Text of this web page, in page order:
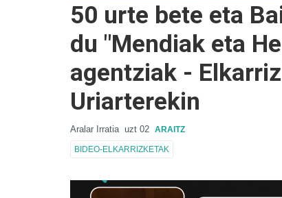
50 urte bete eta
du "Mendiak eta
agentziak -
Uriarterekin
Aralar Irratia uzt 02 ARAITZ
BIDEO-ELKARRIZKETAK